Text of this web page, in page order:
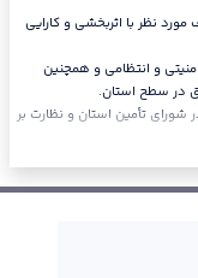
نظر با اثربخشی و کارایی
و انتظامی و همچنین
در سطح استان.
تأمین استان و نظارت بر